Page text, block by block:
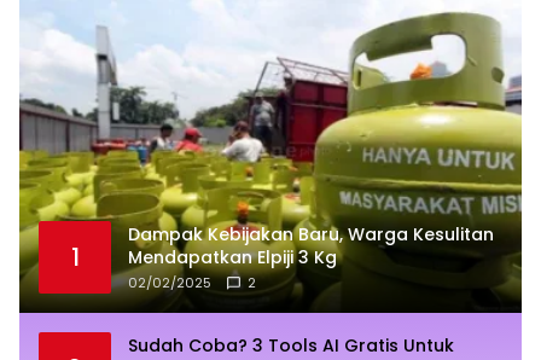
1
Dampak Kebijakan Baru, Warga Kesulitan
Mendapatkan Elpiji 3 Kg
02/02/2025 2
Sudah Coba? 3 Tools AI Gratis Untuk